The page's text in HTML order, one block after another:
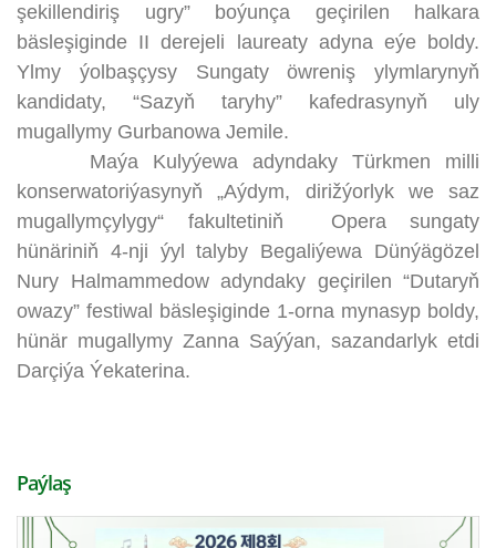
şekillendiriş ugry” boýunça geçirilen halkara
bäsleşiginde II derejeli laureaty adyna eýe boldy.
Ylmy ýolbaşçysy Sungaty öwreniş ylymlarynyň
kandidaty, “Sazyň taryhy” kafedrasynyň uly
mugallymy Gurbanowa Jemile.
Maýa Kulyýewa adyndaky Türkmen milli
konserwatoriýasynyň „Aýdym, dirižýorlyk we saz
mugallymçylygy“ fakultetiniň Opera sungaty
hünäriniň 4-nji ýyl talyby Begaliýewa Dünýägözel
Nury Halmammedow adyndaky geçirilen “Dutaryň
owazy” festiwal bäsleşiginde 1-orna mynasyp boldy,
hünär mugallymy Zanna Saýýan, sazandarlyk etdi
Darçiýa Ýekaterina.
Paýlaş